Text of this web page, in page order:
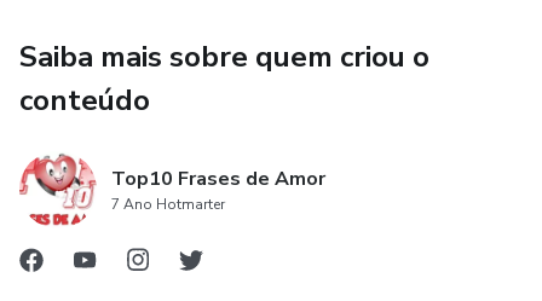
Saiba mais sobre quem criou o
conteúdo
Top10 Frases de Amor
7 Ano Hotmarter